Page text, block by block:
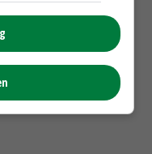
steeds meer problemen:
al leeg’
boerderij ter